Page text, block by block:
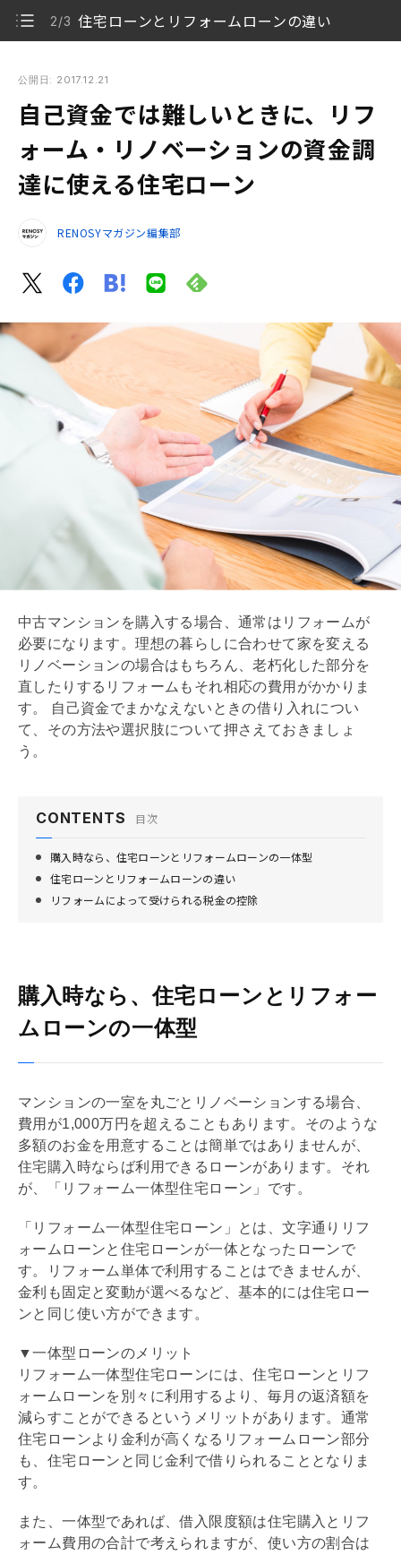
2/3 住宅ローンとリフォームローンの違い
金調達に使える住宅ローン
1/3 購入時なら、住宅ローンとリフォームローンの一体型
2/3 住宅ローンとリフォームローンの違い
公開日: 2017.12.21
自己資金では難しいときに、リフ
ォーム・リノベーションの資金調
達に使える住宅ローン
RENOSYマガジン編集部
中古マンションを購入する場合、通常は リフォームが
必要になります。理想の暮らしに合わせて家を変える
リノベーションの場合はもちろん、老朽化した部分を
直したりする リフォーム もそれ相応の費用がかかりま
す。 自己資金でまかなえないときの借り入れについ
て、その方法や選択肢について押さえておきましょ
う。
CONTENTS 目次
購入時なら、住宅ローンとリフォームローンの一体型
住宅ローンとリフォームローンの違い
リフォームによって受けられる税金の控除
購入時なら、住宅ローンとリフォー
ムローンの一体型
マンションの一室を丸ごと リノベーションする場合、
費用が1,000万円を超えることもあります。そのような
多額のお金を用意することは簡単ではありませんが、
住宅購入時ならば利用できるローンがあります。それ
が、「 リフォーム一体型住宅ローン 」です。
「 リフォーム一体型住宅ローン 」とは、文字通り リフ
ォームローンと 住宅ローンが一体となったローンで
す。
リフォーム単体で利用することはできませんが、
金利も固定と変動が選べるなど、基本的には住宅ロー
ンと同じ使い方ができます。
▼一体型ローンのメリット
リフォーム一体型住宅ローンには、住宅ローンと リフ
ォームローンを別々に利用するより、毎月の返済額を
減らすことができるというメリットがあります。通常
住宅ローンより金利が高くなる リフォームローン部分
も、 住宅ローン と同じ金利で借りられることとなりま
す。
また、一体型であれば、借入限度額は住宅購入と リフ
ォーム費用の合計で考えられますが、使い方の割合は